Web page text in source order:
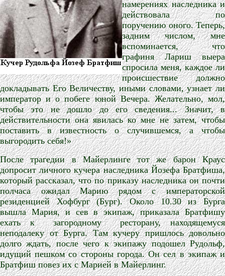
намерениях наследника и
действовала по
поручению оного. Теперь,
задним числом, мне
вспоминается, что
графиня Лариш выера
спросила меня, каждое ли
происшествие должно
докладывать Его Величеству, иными словами, узнает ли
император и о побеге юной Вечера. Желательно, мол,
чтобы это не дошло до его сведения... Значит, в
действительности она явилась ко мне не затем, чтобы
поставить в известность о случившемся, а чтобы
выгородить себя!»
После трагедии в Майерлинге тот же барон Краус
допросит личного кучера наследника Йозефа Братфиша,
который рассказал, что по приказу наследника он почти
полчаса ожидал Марию рядом с императорской
резиденцией Хофбург (Бург). Около 10.30 из Бурга
вышла Мария, и сев в экипаж, приказала Братфишу
ехать к
загородному
ресторану, находящемуся
неподалеку от Бурга. Там кучеру пришлось довольно
долго ждать, после чего к экипажу подошел Рудольф,
идущий пешком со стороны города. Он сел в экипаж и
Братфиш повез их с Марией в Майерлинг.